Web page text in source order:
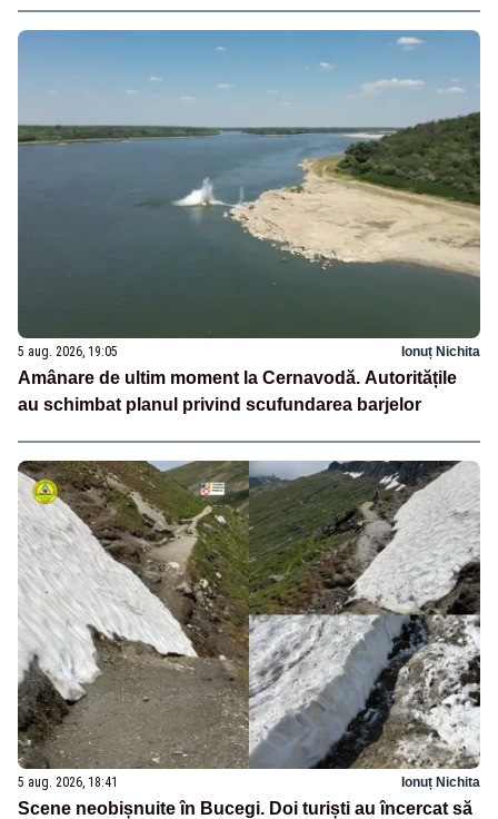
5 aug. 2026, 19:05 Ionuț Nichita
Amânare de ultim moment la Cernavodă. Autoritățile
au schimbat planul privind scufundarea barjelor
5 aug. 2026, 18:41 Ionuț Nichita
Scene neobișnuite în Bucegi. Doi turiști au încercat să